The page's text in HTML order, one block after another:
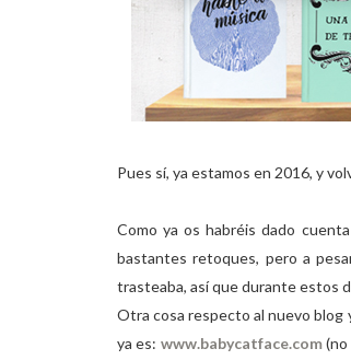
Pues sí, ya estamos en 2016, y
Como ya os habréis dado
bastantes retoques, pero a
trasteaba, así que durante estos
Otra cosa respecto al nuevo blog
ya es: www.babycatface.com(no